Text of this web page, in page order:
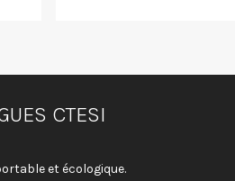
CTESI
et écologique.